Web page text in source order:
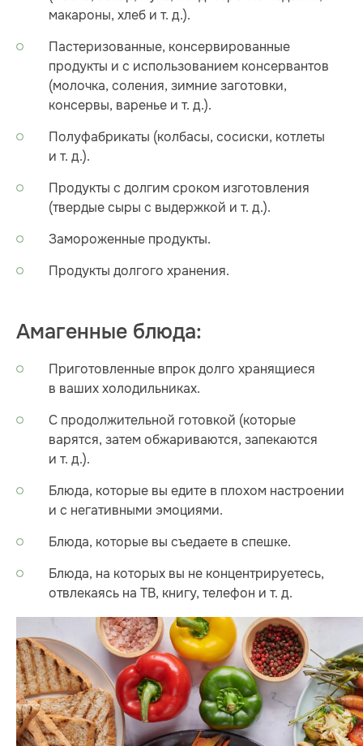
макароны, хлеб и т. д.).
Пастеризованные, консервированные
продукты и с использованием консервантов
(молочка, соления, зимние заготовки,
консервы, варенье и т. д.).
Полуфабрикаты (колбасы, сосиски, котлеты
и т. д.).
Продукты с долгим сроком изготовления
(твердые сыры с выдержкой и т. д.).
Замороженные продукты.
Продукты долгого хранения.
Амагенные блюда:
Приготовленные впрок долго хранящиеся
в ваших холодильниках.
С продолжительной готовкой (которые
варятся, затем обжариваются, запекаются
и т. д.).
Блюда, которые вы едите в плохом настроении
и с негативными эмоциями.
Блюда, которые вы съедаете в спешке.
Блюда, на которых вы не концентрируетесь,
отвлекаясь на ТВ, книгу, телефон и т. д.